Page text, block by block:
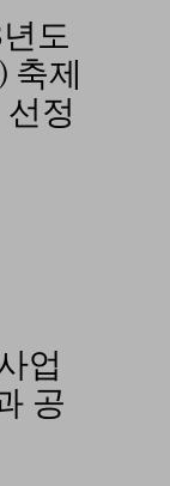
도
축제
정
업
공